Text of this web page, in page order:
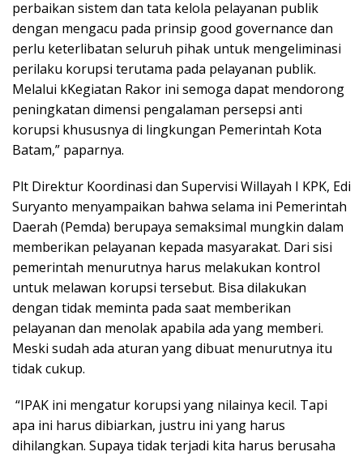
perbaikan sistem dan tata kelola pelayanan publik
dengan mengacu pada prinsip good governance dan
perlu keterlibatan seluruh pihak untuk mengeliminasi
perilaku korupsi terutama pada pelayanan publik.
Melalui kKegiatan Rakor ini semoga dapat mendorong
peningkatan dimensi pengalaman persepsi anti
korupsi khususnya di lingkungan Pemerintah Kota
Batam,” paparnya.
Plt Direktur Koordinasi dan Supervisi Willayah I KPK, Edi
Suryanto menyampaikan bahwa selama ini Pemerintah
Daerah (Pemda) berupaya semaksimal mungkin dalam
memberikan pelayanan kepada masyarakat. Dari sisi
pemerintah menurutnya harus melakukan kontrol
untuk melawan korupsi tersebut. Bisa dilakukan
dengan tidak meminta pada saat memberikan
pelayanan dan menolak apabila ada yang memberi.
Meski sudah ada aturan yang dibuat menurutnya itu
tidak cukup.
“IPAK ini mengatur korupsi yang nilainya kecil. Tapi
apa ini harus dibiarkan, justru ini yang harus
dihilangkan. Supaya tidak terjadi kita harus berusaha